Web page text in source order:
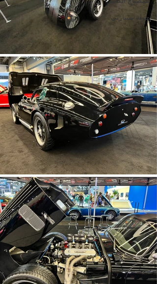
جولة بسيارتي